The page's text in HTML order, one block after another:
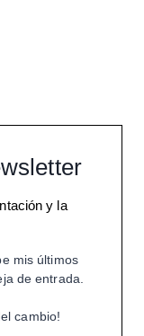
y la
mis últimos
de entrada.
cambio!